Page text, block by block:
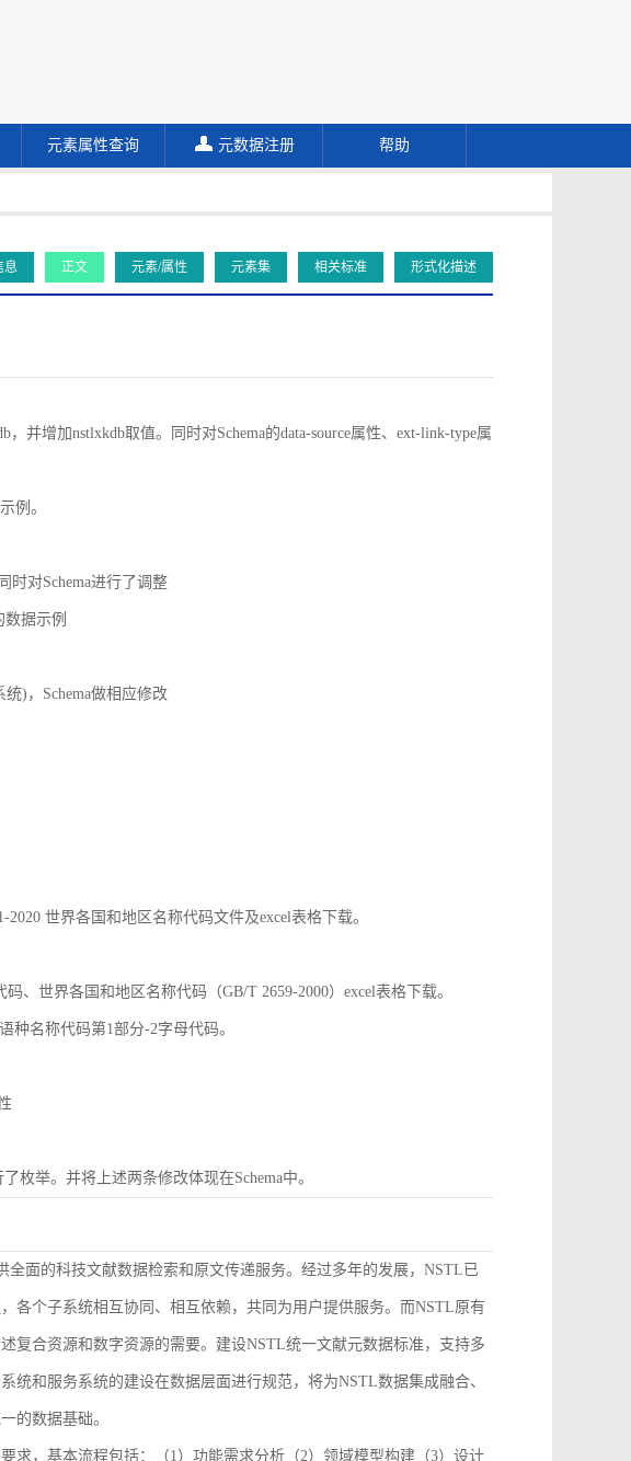
元素属性查询 元数据注册 帮助
息 正文 元素/属性 元素集 相关标准 形式化描述
并增加nstlxkdb取值。同时对Schema的data-source属性、ext-link-type属
例。
时对Schema进行了调整
数据示例
)，Schema做相应修改
世界各国和地区名称代码文件及excel表格下载。
、世界各国和地区名称代码（GB/T 2659-2000）excel表格下载。
种名称代码第1部分-2字母代码。
枚举。并将上述两条修改体现在Schema中。
面的科技文献数据检索和原文传递服务。经过多年的发展，NSTL已
各个子系统相互协同、相互依赖，共同为用户提供服务。而NSTL原有
复合资源和数字资源的需要。建设NSTL统一文献元数据标准，支持多
和服务系统的建设在数据层面进行规范，将为NSTL数据集成融合、
的数据基础。
求，基本流程包括：（1）功能需求分析（2）领域模型构建（3）设计